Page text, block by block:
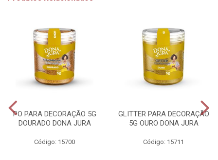
PO PARA DECORAÇÃO 5G
DOURADO DONA JURA
Código: 15700
GLITTER PARA DECORAÇÃO
5G OURO DONA JURA
Código: 15711